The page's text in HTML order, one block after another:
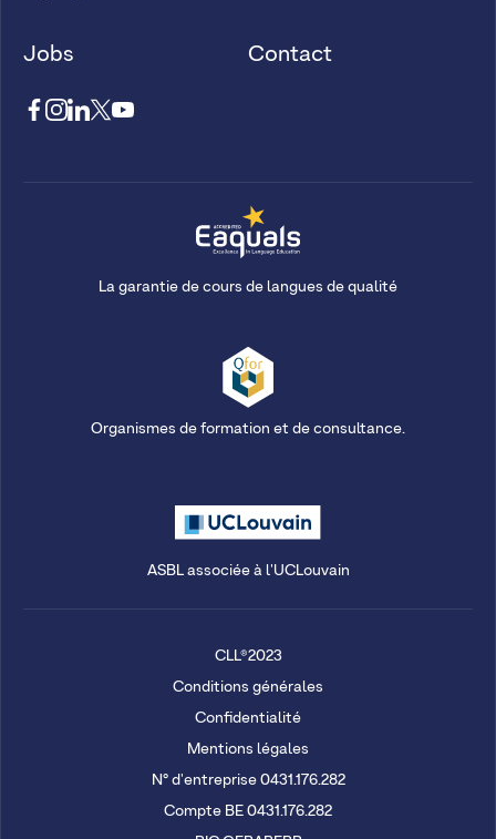
Jobs Contact
La garantie de cours de langues de qualité
Organismes de formation et de consultance.
ASBL associée à l'UCLouvain
CLL®2023
Conditions générales
Confidentialité
Mentions légales
N° d'entreprise 0431.176.282
Compte BE 0431.176.282